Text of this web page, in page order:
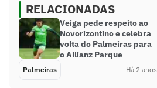
RELACIONADAS
Veiga pede respeito ao
Novorizontino e celebra
volta do Palmeiras para
o Allianz Parque
Palmeiras Há 2 anos